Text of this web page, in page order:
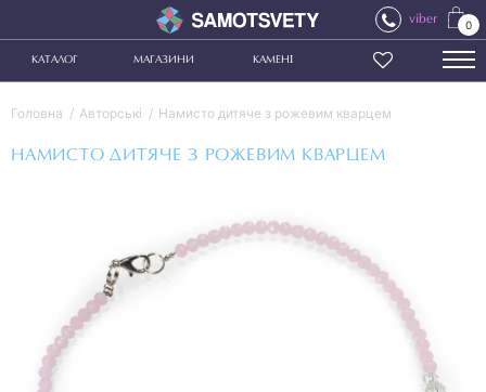
viber 0
КАТАЛОГ МАГАЗИНИ КАМЕНІ
Головна Авторські Намисто дитяче з рожевим кварцем
НАМИСТО ДИТЯЧЕ З РОЖЕВИМ КВАРЦЕМ